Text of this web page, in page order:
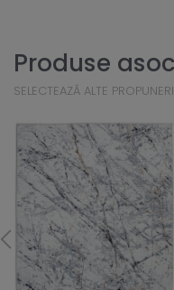
Produse
SELECTEAZĂ ALTE